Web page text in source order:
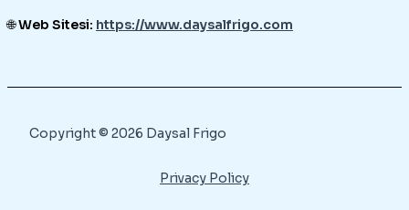
🌐Web Sitesi: https://www.daysalfrigo.com
Copyright © 2026 Daysal Frigo
Privacy Policy